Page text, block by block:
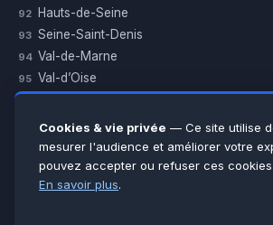
92 Hauts-de-Seine
93 Seine-Saint-Denis
94 Val-de-Marne
95 Val-d’Oise
Essonne
Seine-et-Marne
Voir toutes les villes →
Cookies & vie privée — Ce site utilise
mesurer l'audience et améliorer votre
pouvez accepter ou refuser ces
En savoir plus.